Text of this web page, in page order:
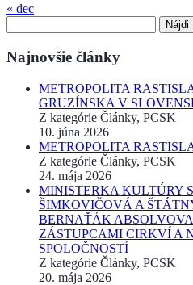
« dec
Najnovšie články
METROPOLITA
GRUZÍNSKA V
Z kategórie Články, PCSK
10. júna 2026
METROPOLITA
Z kategórie Články, PCSK
24. mája 2026
MINISTERKA KULTÚRY
ŠIMKOVIČOVÁ A
BERNAŤÁK
ZÁSTUPCAMI CIRKVÍ A
SPOLOČNOSTÍ
Z kategórie Články, PCSK
20. mája 2026